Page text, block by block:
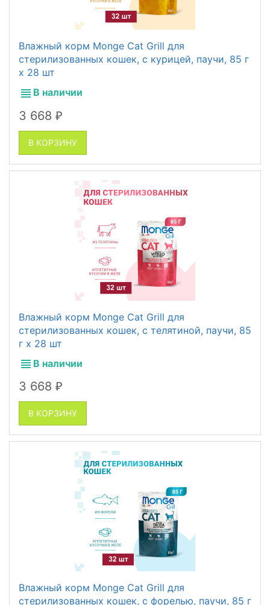
Влажный корм Monge Cat Grill для
стерилизованных кошек, с курицей, паучи, 85 г
x 28 шт
В наличии
3 668 ₽
В КОРЗИНУ
Влажный корм Monge Cat Grill для
стерилизованных кошек, с телятиной, паучи, 85
г x 28 шт
В наличии
3 668 ₽
В КОРЗИНУ
Влажный корм Monge Cat Grill для
стерилизованных кошек, с форелью, паучи, 85 г